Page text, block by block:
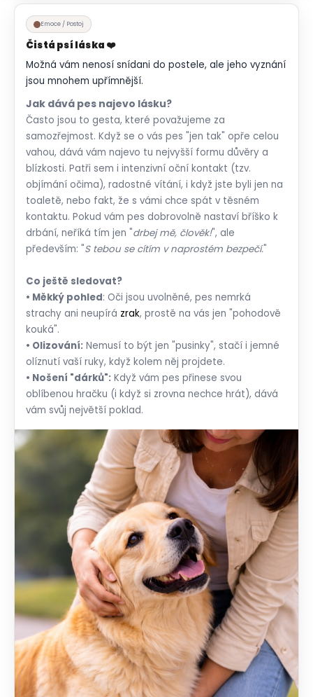
Emoce / Postoj
Čistá psí láska ❤️
Možná vám nenosí snídani do postele, ale jeho vyznání
jsou mnohem upřímnější.
Jak dává pes najevo lásku?
Často jsou to gesta, které považujeme za
samozřejmost. Když se o vás pes "jen tak" opře celou
vahou, dává vám najevo tu nejvyšší formu důvěry a
blízkosti. Patři sem i intenzivní oční kontakt (tzv.
objímání očima), radostné vítání, i když jste byli jen na
toaletě, nebo fakt, že s vámi chce spát v těsném
kontaktu. Pokud vám pes dobrovolně nastaví bříško k
drbání, neříká tím jen "drbej mě, člověk!", ale
především: "S tebou se cítím v naprostém bezpečí."
Co ještě sledovat?
• Měkký pohled: Oči jsou uvolněné, pes nemrká
strachy ani neupírá zrak, prostě na vás jen "pohodově
kouká".
• Olizování: Nemusí to být jen "pusinky", stačí i jemné
olíznutí vaší ruky, když kolem něj projdete.
• Nošení "dárků": Když vám pes přinese svou
oblíbenou hračku (i když si zrovna nechce hrát), dává
vám svůj největší poklad.